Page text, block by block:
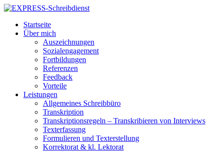
Startseite
Über mich
Auszeichnungen
Sozialengagement
Fortbildungen
Referenzen
Feedback
Vorteile
Leistungen
Allgemeines Schreibbüro
Transkription
Transkriptionsregeln – Transkribieren von Interviews
Texterfassung
Formulieren und Texterstellung
Korrektorat & kl. Lektorat